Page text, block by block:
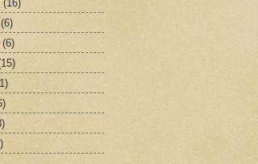
(16)
(6)
(6)